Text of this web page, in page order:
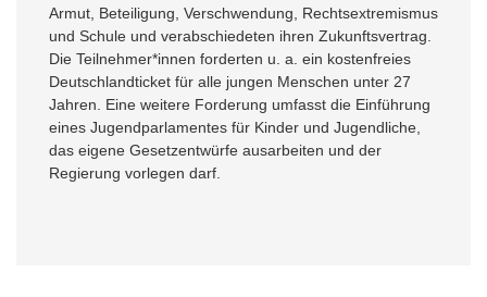
Armut, Beteiligung, Verschwendung, Rechtsextremismus
und Schule und verabschiedeten ihren Zukunftsvertrag.
Die Teilnehmer*innen forderten u. a. ein kostenfreies
Deutschlandticket für alle jungen Menschen unter 27
Jahren. Eine weitere Forderung umfasst die Einführung
eines Jugendparlamentes für Kinder und Jugendliche,
das eigene Gesetzentwürfe ausarbeiten und der
Regierung vorlegen darf.